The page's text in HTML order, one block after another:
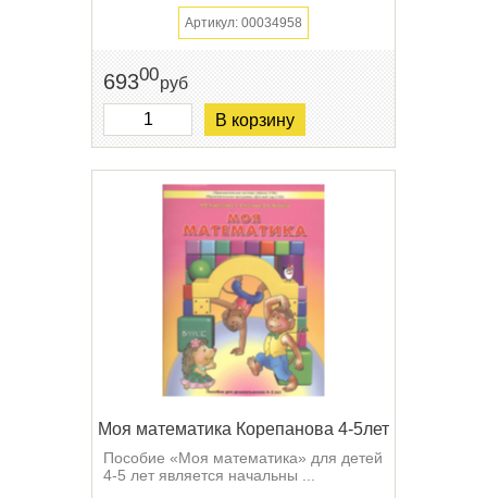
Артикул: 00034958
69300руб
В корзину
Моя математика Корепанова 4-5лет
Пособие «Моя математика» для детей
4-5 лет является начальны ...